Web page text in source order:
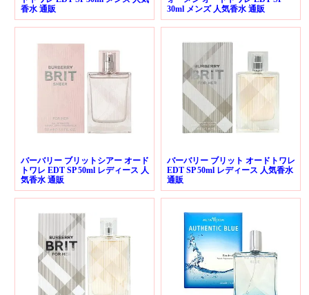
香水 通販
30ml メンズ 人気香水 通販
バーバリー ブリットシアー オード
トワレ EDT SP 50ml レディース 人
気香水 通販
バーバリー ブリット オードトワレ
EDT SP 50ml レディース 人気香水
通販